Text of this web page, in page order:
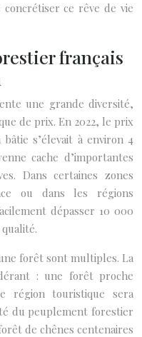
ce rêve de vie
français
une grande diversité,
de prix. En 2022, le prix
s’élevait à environ 4
cache d’importantes
Dans certaines zones
ou dans les régions
dépasser 10 000
forêt sont multiples. La
: une forêt proche
région touristique sera
du peuplement forestier
de chênes centenaires